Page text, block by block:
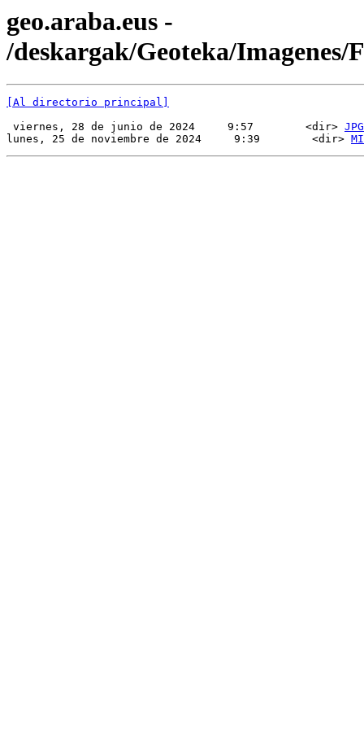
geo.araba.eus -
/deskargak/Geoteka/Imagenes/
[Al directorio principal]
viernes, 28 de junio de 2024     9:57        <dir> JPG
lunes, 25 de noviembre de 2024     9:39        <dir>